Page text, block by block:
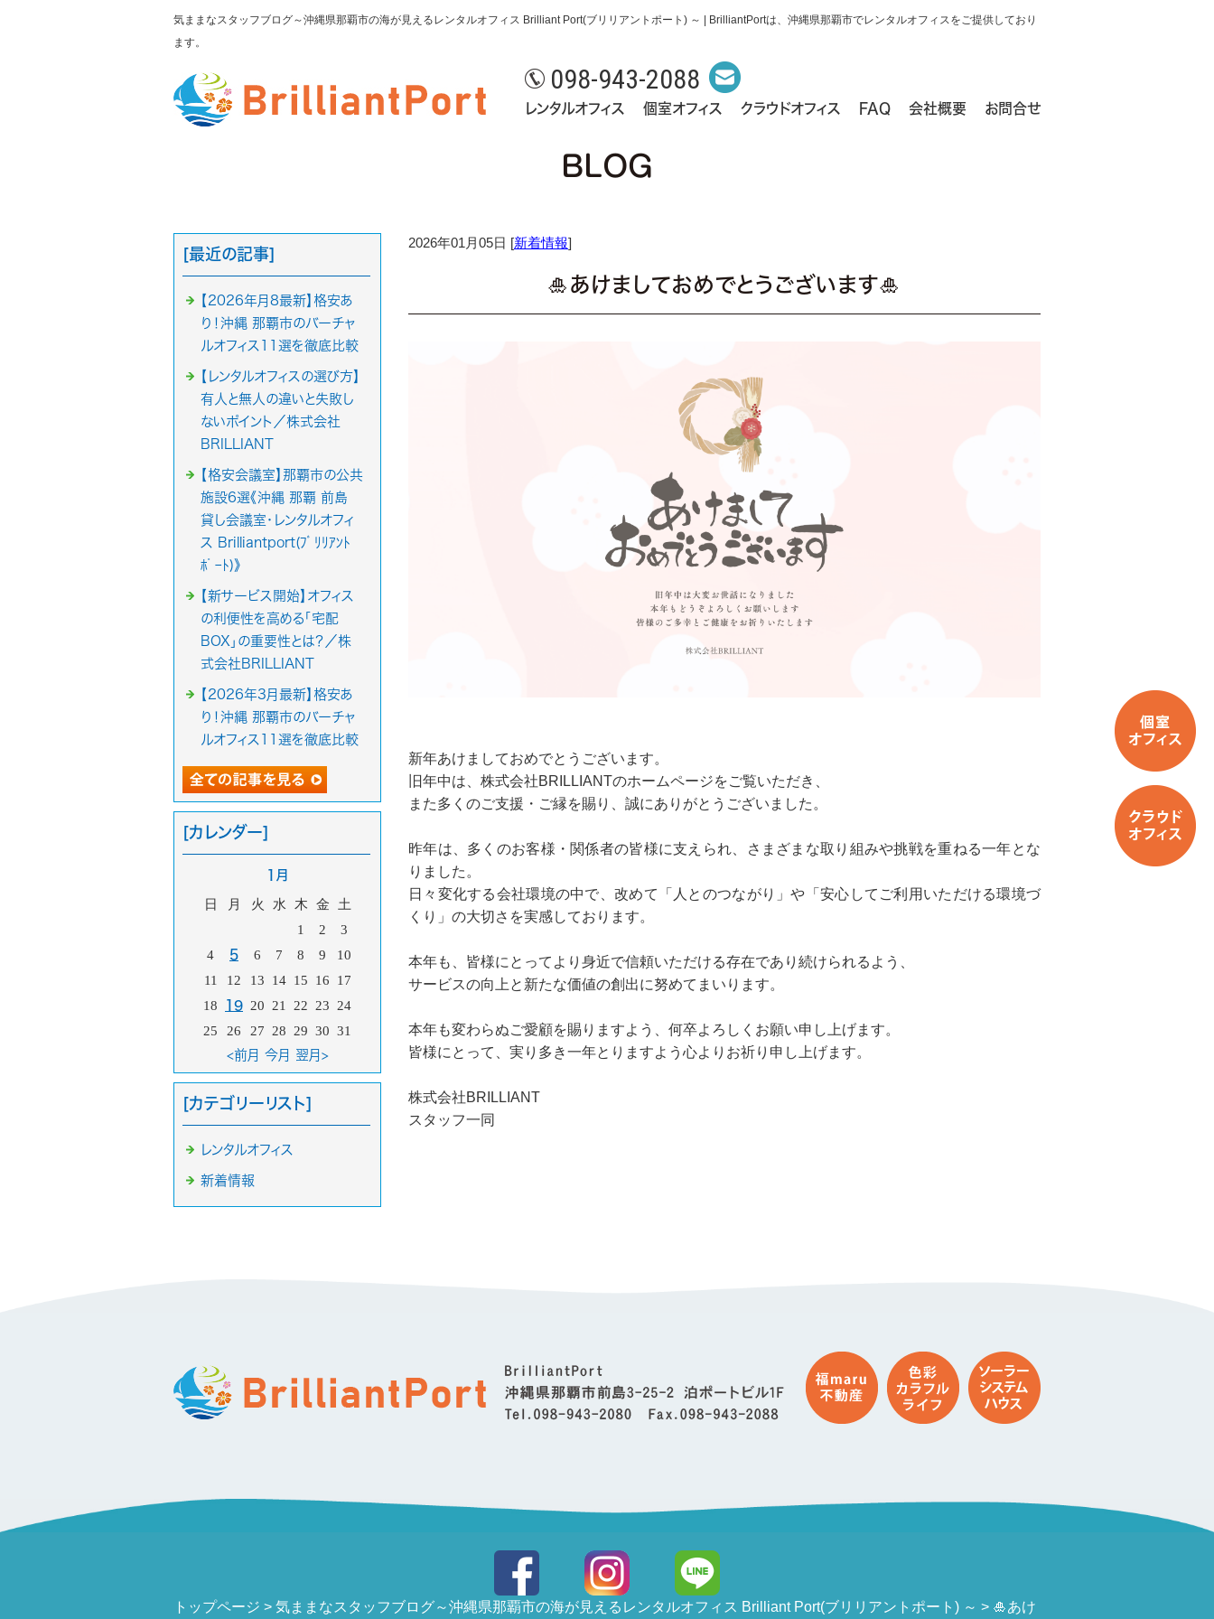
気ままなスタッフブログ～沖縄県那覇市の海が見えるレンタルオフィス Brilliant Port(ブリリアントポート) ～ | BrilliantPortは、沖縄県那覇市でレンタルオフィスをご提供しており
ます。
098-943-2088
レンタルオフィス 個室オフィス クラウドオフィス FAQ 会社概要 お問合せ
BLOG
2026年01月05日 [新着情報]
🎍あけましておめでとうございます🎍
新年あけましておめでとうございます。
旧年中は、株式会社BRILLIANTのホームページをご覧いただき、
また多くのご支援・ご縁を賜り、誠にありがとうございました。
昨年は、多くのお客様・関係者の皆様に支えられ、さまざまな取り組みや挑戦を重ねる一年とな
りました。
日々変化する会社環境の中で、改めて「人とのつながり」や「安心してご利用いただける環境づ
くり」の大切さを実感しております。
本年も、皆様にとってより身近で信頼いただける存在であり続けられるよう、
サービスの向上と新たな価値の創出に努めてまいります。
本年も変わらぬご愛顧を賜りますよう、何卒よろしくお願い申し上げます。
皆様にとって、実り多き一年とりますよう心よりお祈り申し上げます。
株式会社BRILLIANT
スタッフ一同
[最近の記事]
【2026年月8最新】格安あ
り！沖縄 那覇市のバーチャ
ルオフィス11選を徹底比較
【レンタルオフィスの選び方】
有人と無人の違いと失敗し
ないポイント／株式会社
BRILLIANT
【格安会議室】那覇市の公共
施設6選《沖縄 那覇 前島
貸し会議室・レンタルオフィ
ス Brilliantport(ﾌﾞﾘﾘｱﾝﾄ
ﾎﾟｰﾄ)》
【新サービス開始】オフィス
の利便性を高める「宅配
BOX」の重要性とは？／株
式会社BRILLIANT
【2026年3月最新】格安あ
り！沖縄 那覇市のバーチャ
ルオフィス11選を徹底比較
[カレンダー]
1月
日 月 火 水 木 金
土
1
2
3
4
5 6 7 8 9
10
11
12 13 14 15 16
17
18
19 20 21 22 23
24
25
26 27 28 29 30 31
<前月 今月 翌月>
[カテゴリーリスト]
レンタルオフィス
新着情報
トップページ 気ままなスタッフブログ～沖縄県那覇市の海が見えるレンタルオフィス Brilliant Port(ブリリアントポート) ～ 🎍あけ